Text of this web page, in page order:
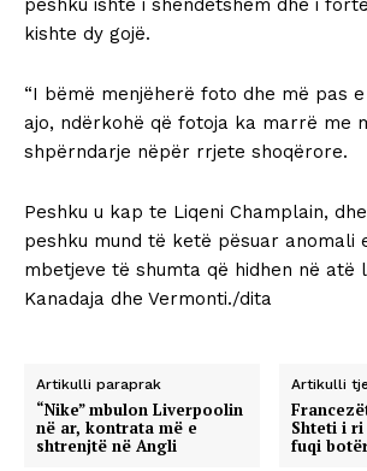
peshku ishte i shëndetshëm dhe i
kishte dy gojë.
“I bëmë menjëherë foto dhe më pas
ajo, ndërkohë që fotoja ka marrë me
shpërndarje nëpër rrjete shoqërore.
Peshku u kap te Liqeni Champlain,
peshku mund të ketë pësuar anomali
mbetjeve të shumta që hidhen në atë
Kanadaja dhe Vermonti./dita
Artikulli paraprak
“Nike” mbulon Liverpoolin
në ar, kontrata më e
shtrenjtë në Angli
Artikulli
Shteti i ri
fuqi